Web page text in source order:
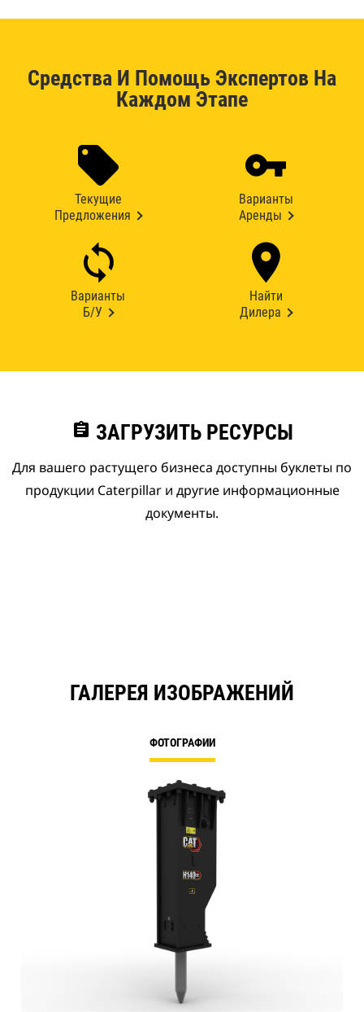
Средства И Помощь Экспертов На
Каждом Этапе
Текущие
Предложения
Варианты
Аренды
Варианты
Б/У
Найти
Дилера
assignment ЗАГРУЗИТЬ РЕСУРСЫ
Для вашего растущего бизнеса доступны буклеты по
продукции Caterpillar и другие информационные
документы.
ГАЛЕРЕЯ ИЗОБРАЖЕНИЙ
ФОТОГРАФИИ